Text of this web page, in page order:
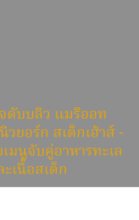
ดับบลิว แมริออท
วยอร์ก สเต็กเฮ้าส์ -
มนูจับคู่อาหารทะเล
เนื้อสเต็ก